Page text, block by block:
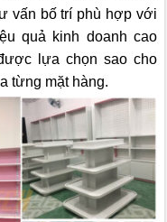
vấn bố trí phù hợp với
quả kinh doanh cao
lựa chọn sao cho
từng mặt hàng.